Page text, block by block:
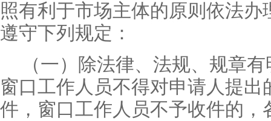
照有利于市场主体的原则依法办
遵守下列规定：
（一）除法律、法规、规章
窗口工作人员不得对申请人提出
件，窗口工作人员不予收件的，